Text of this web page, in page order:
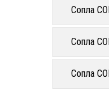
Сопла
Сопла
Сопла